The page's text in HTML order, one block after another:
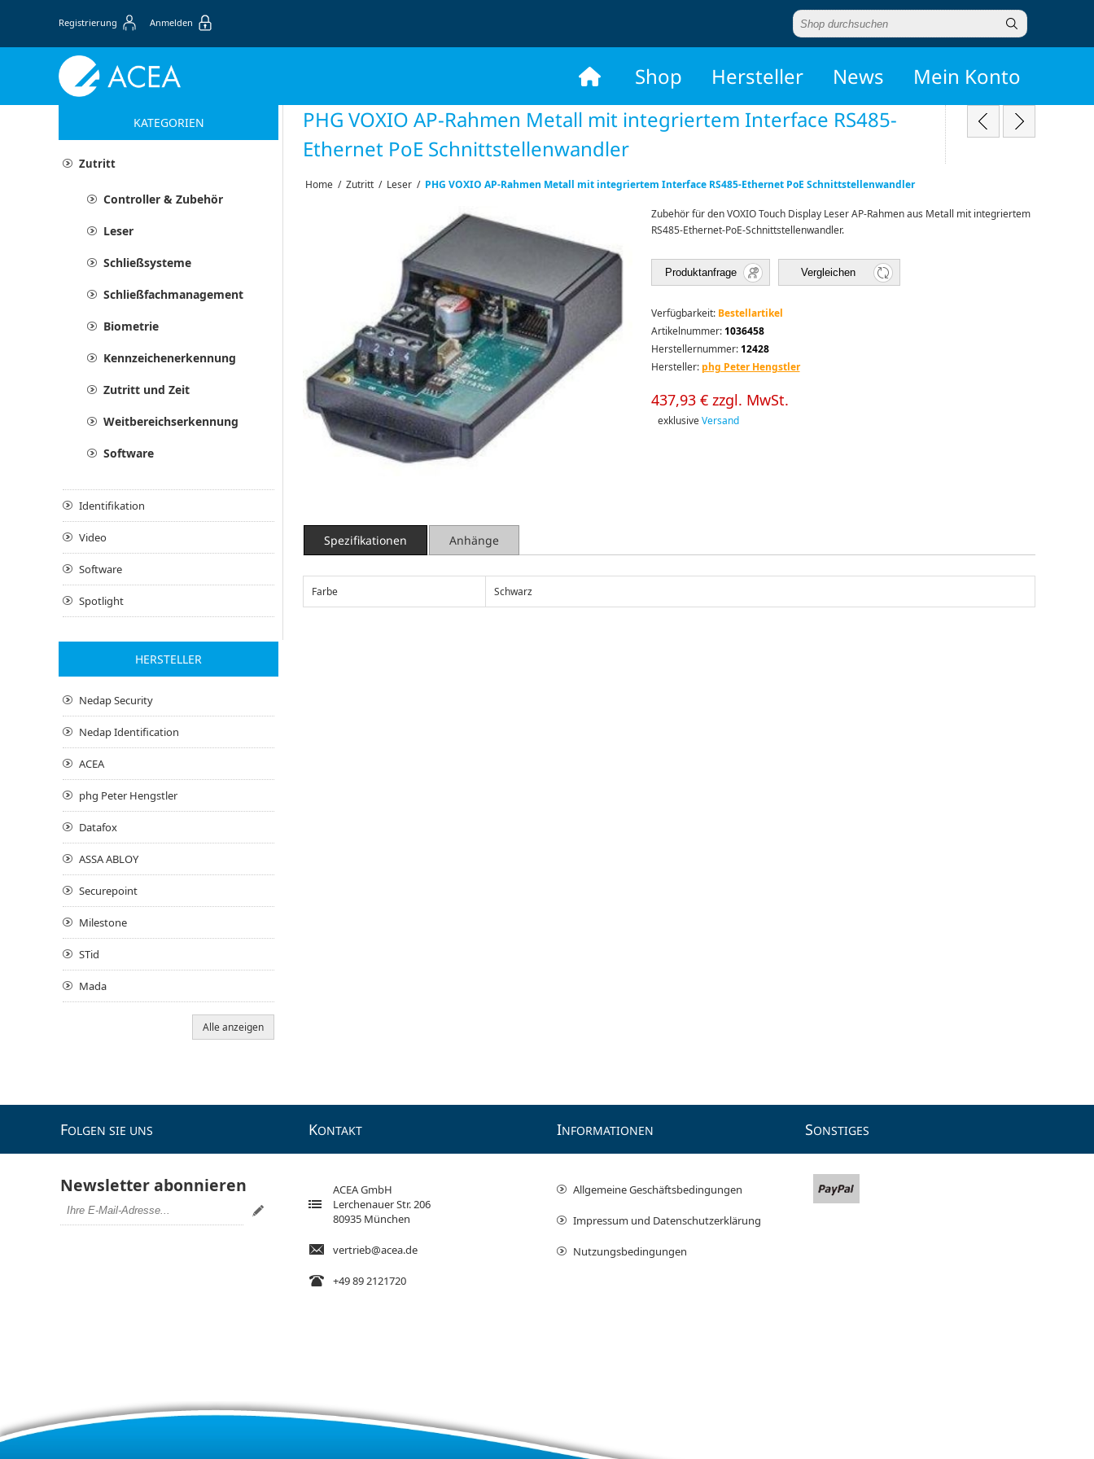
Registrierung Anmelden
Shop Hersteller News
Mein Konto
PHG VOXIO AP-Rahmen Metall mit integriertem Interface RS485-
Ethernet PoE Schnittstellenwandler
Home / Zutritt / Leser / PHG VOXIO AP-Rahmen Metall mit integriertem Interface RS485-Ethernet PoE Schnittstellenwandler
Zubehör für den VOXIO Touch Display Leser AP-Rahmen aus Metall mit integriertem
RS485-Ethernet-PoE-Schnittstellenwandler.
Produktanfrage Vergleichen
Verfügbarkeit: Bestellartikel
Artikelnummer: 1036458
Herstellernummer: 12428
Hersteller: phg Peter Hengstler
437,93 € zzgl. MwSt.
exklusiveVersand
Spezifikationen Anhänge
Farbe Schwarz
KATEGORIEN
Zutritt
Controller & Zubehör
Leser
Schließsysteme
Schließfachmanagement
Biometrie
Kennzeichenerkennung
Zutritt und Zeit
Weitbereichserkennung
Software
Identifikation
Video
Software
Spotlight
HERSTELLER
Nedap Security
Nedap Identification
ACEA
phg Peter Hengstler
Datafox
ASSA ABLOY
Securepoint
Milestone
STid
Mada
Alle anzeigen
FOLGEN SIE UNS
Newsletter abonnieren
KONTAKT
ACEA GmbH
Lerchenauer Str. 206
80935 München
vertrieb@acea.de
+49 89 2121720
INFORMATIONEN
Allgemeine Geschäftsbedingungen
Impressum und Datenschutzerklärung
Nutzungsbedingungen
SONSTIGES